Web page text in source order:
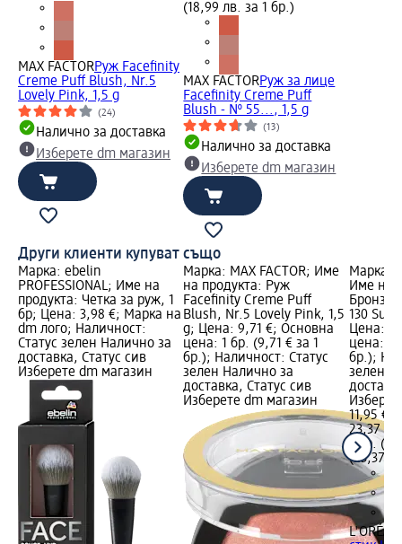
MAX FACTORРуж Facefinity
Creme Puff Blush, Nr.5
Lovely Pink, 1,5 g
(24)
Налично за доставка
Изберете dm магазин
(18,99 лв. за 1 бр.)
MAX FACTORРуж за лице
Facefinity Creme Puff
Blush - № 55..., 1,5 g
(13)
Налично за доставка
Изберете dm магазин
Други клиенти купуват също
Марка: ebelin
PROFESSIONAL; Име на
продукта: Четка за руж, 1
бр; Цена: 3,98 €; Марка на
dm лого; Наличност:
Статус зелен Налично за
доставка, Статус сив
Изберете dm магазин
Марка: MAX FACTOR; Име
на продукта: Руж
Facefinity Creme Puff
Blush, Nr.5 Lovely Pink, 1,5
g; Цена: 9,71 €; Основна
цена: 1 бр. (9,71 € за 1
бр.); Наличност: Статус
зелен Налично за
доставка, Статус сив
Изберете dm магазин
Марка:
Име на
130
Цена:
цена: 1
бр.);
зелен
11,95 €
23,37 лв.
1 бр.
(23,37
L'ORÉAL